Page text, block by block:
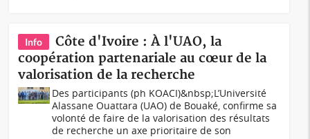
Info
Côte d'Ivoire : À l'UAO, la
coopération partenariale au cœur de la
valorisation de la recherche
Des participants (ph KOACI)&nbsp;L’Université
Alassane Ouattara (UAO) de Bouaké, confirme sa
volonté de faire de la valorisation des résultats
de recherche un axe prioritaire de son